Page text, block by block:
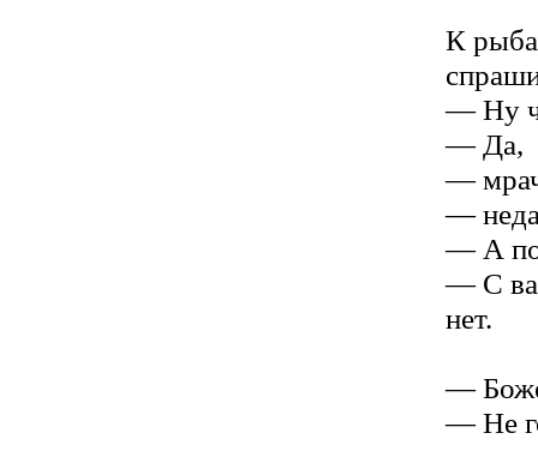
К
— Ну
— Да,
—
—
— А
— С
нет.
—
— Не